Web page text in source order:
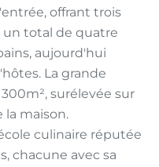
offrant trois
un total de quatre
aujourd'hui
La grande
surélevée sur
maison.
culinaire réputée
chacune avec sa